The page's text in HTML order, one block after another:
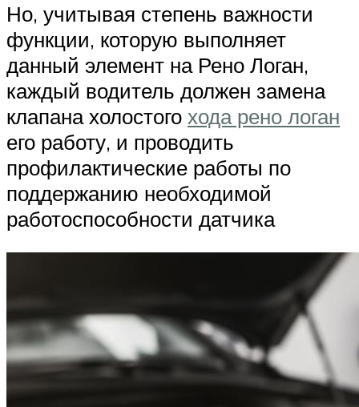
Но, учитывая степень важности
функции, которую выполняет
данный элемент на Рено Логан,
каждый водитель должен замена
клапана холостого хода рено логан
его работу, и проводить
профилактические работы по
поддержанию необходимой
работоспособности датчика